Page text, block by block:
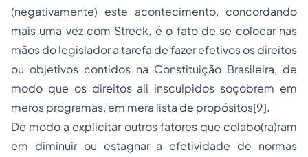
(negativamente) este acontecimento, concordando
mais uma vez com Streck, é o fato de se colocar nas
mãos do legislador a tarefa de fazer efetivos os direitos
ou objetivos contidos na Constituição Brasileira, de
modo que os direitos ali insculpidos soçobrem em
meros programas, em mera lista de propósitos[9].
De modo a explicitar outros fatores que colabo(ra)ram
em diminuir ou estagnar a efetividade de normas